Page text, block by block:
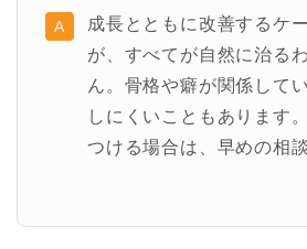
成長とともに改善するケ
が、すべてが自然に治る
ん。骨格や癖が関係して
しにくいこともあります
つける場合は、早めの相